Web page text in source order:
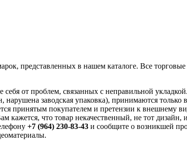
представленных в нашем каталоге. Все
от проблем, связанных с неправильной укладкой.
заводская упаковка), принимаются
принятым покупателем и претензии к внешнему
что товар некачественный, не тот дизайн,
+7 (964) 230-83-43 и сообщите о возникшей